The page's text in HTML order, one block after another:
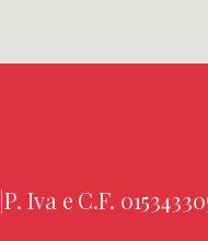
|P. Iva e C.F.